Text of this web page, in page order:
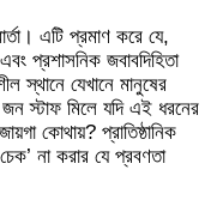
এটি প্রমাণ করে যে,
প্রশাসনিক জবাবদিহিতা
স্থানে যেখানে মানুষের
জন স্টাফ মিলে যদি এই ধরনের
কোথায়? প্রাতিষ্ঠানিক
চেক’ না করার যে প্রবণতা